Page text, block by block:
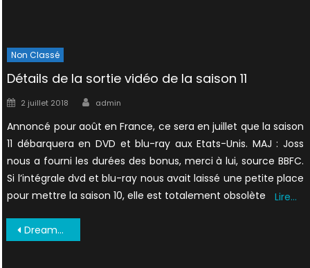
Non Classé
Détails de la sortie vidéo de la saison 11
Posted
2 juillet 2018 Author
admin
Annoncé pour août en France, ce sera en juillet que la saison
11 débarquera en DVD et blu-ray aux Etats-Unis. MAJ : Joss
nous a fourni les durées des bonus, merci à lui, source BBFC.
Si l’intégrale dvd et blu-ray nous avait laissé une petite place
pour mettre la saison 10, elle est totalement obsolète
Lire…
Navigation
Dreamwatch #19 1996 0036